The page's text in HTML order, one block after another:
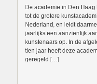
De academie in Den Haag
tot de grotere
Nederland, en leidt
jaarlijks een aanzienlijk
kunstenaars op. In de
tien jaar heeft deze
geregeld […]